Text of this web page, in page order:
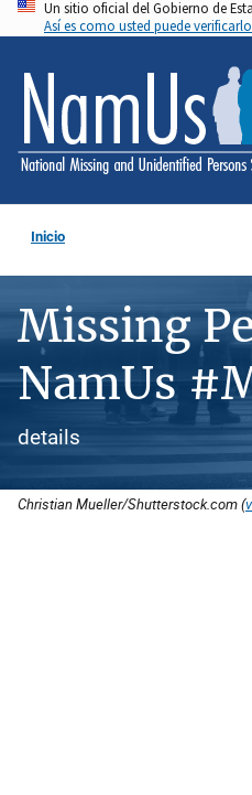
Pasar
al
contenido
principal
Un sitio oficial del Gobierno de
Así es como usted puede verificarlo
Inicio
Missing
NamUs
details
Christian Mueller/Shutterstock.com (